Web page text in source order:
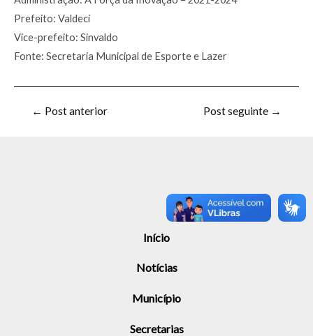
Prefeito: Valdeci
Vice-prefeito: Sinvaldo
Fonte: Secretaria Municipal de Esporte e Lazer
← Post anterior Post seguinte →
Início
Notícias
Município
Secretarias